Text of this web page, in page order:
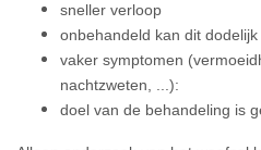
sneller verloop
onbehandeld kan dit dodelijk
vaker symptomen
nachtzweten, ...):
doel van de behandeling is